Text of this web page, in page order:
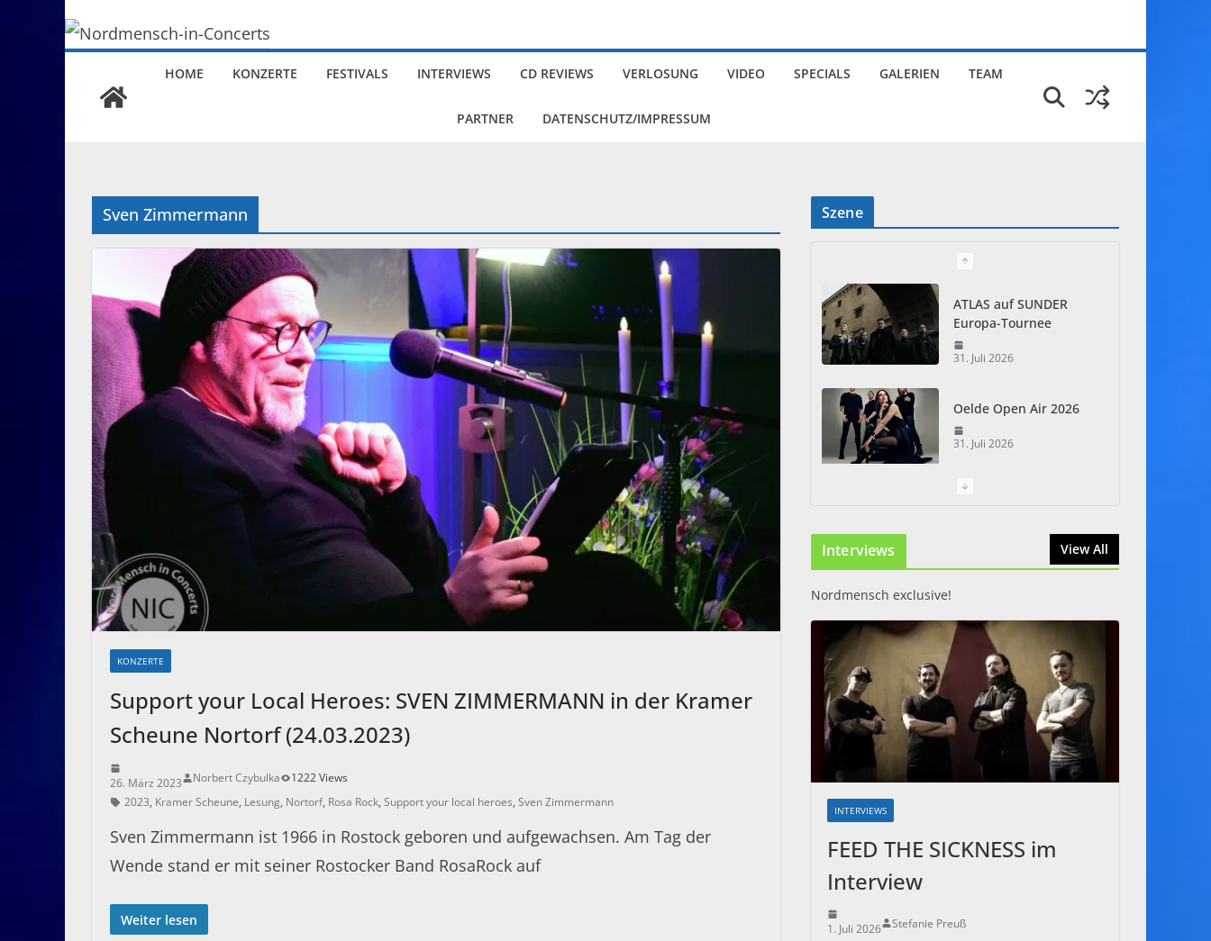
HOME KONZERTE FESTIVALS INTERVIEWS CD REVIEWS VERLOSUNG VIDEO SPECIALS GALERIEN TEAM
PARTNER DATENSCHUTZ/IMPRESSUM
Sven Zimmermann
KONZERTE
Support your Local Heroes: SVEN ZIMMERMANN in der Kramer
Scheune Nortorf (24.03.2023)
26. März 2023 Norbert Czybulka
1222 Views
2023, Kramer Scheune, Lesung, Nortorf, Rosa Rock, Support your local heroes, Sven Zimmermann
Sven Zimmermann ist 1966 in Rostock geboren und aufgewachsen. Am Tag der
Wende stand er mit seiner Rostocker Band RosaRock auf
Weiter lesen
Szene
ATLAS auf SUNDER
Europa-Tournee
31. Juli 2026
Oelde Open Air 2026
31. Juli 2026
I Prevail – Violent
Interviews View All
Nordmensch exclusive!
INTERVIEWS
FEED THE SICKNESS im
Interview
1. Juli 2026 Stefanie Preuß